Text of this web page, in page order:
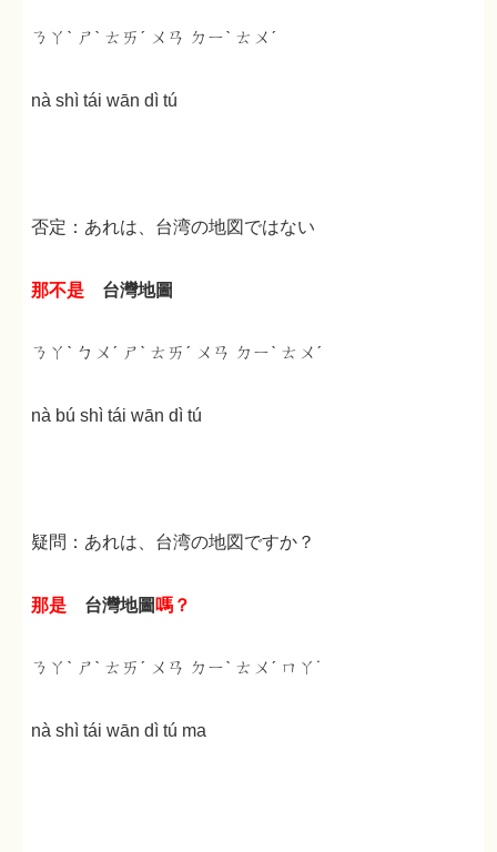
ㄋㄚˋ ㄕˋ ㄊㄞˊ ㄨㄢ ㄉㄧˋ ㄊㄨˊ
nà shì tái wān dì tú
否定：あれは、台湾の地図ではない
那不是 台灣地圖
ㄋㄚˋ ㄅㄨˊ ㄕˋ ㄊㄞˊ ㄨㄢ ㄉㄧˋ ㄊㄨˊ
nà bú shì tái wān dì tú
疑問：あれは、台湾の地図ですか？
那是 台灣地圖 嗎？
ㄋㄚˋ ㄕˋ ㄊㄞˊ ㄨㄢ ㄉㄧˋ ㄊㄨˊ ㄇㄚ˙
nà shì tái wān dì tú ma